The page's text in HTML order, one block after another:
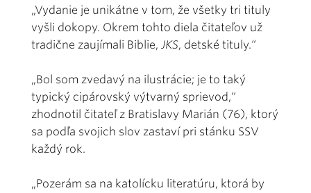
„Vydanie je unikátne v tom, že všetky tri tituly
vyšli dokopy. Okrem tohto diela čitateľov už
tradične zaujímali Biblie, JKS, detské tituly.“
„Bol som zvedavý na ilustrácie; je to taký
typický cipárovský výtvarný sprievod,“
zhodnotil čitateľ z Bratislavy Marián (76), ktorý
sa podľa svojich slov zastaví pri stánku SSV
každý rok.
„Pozerám sa na katolícku literatúru, ktorá by